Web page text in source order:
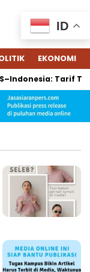
EKONOMI
Tarif
ID